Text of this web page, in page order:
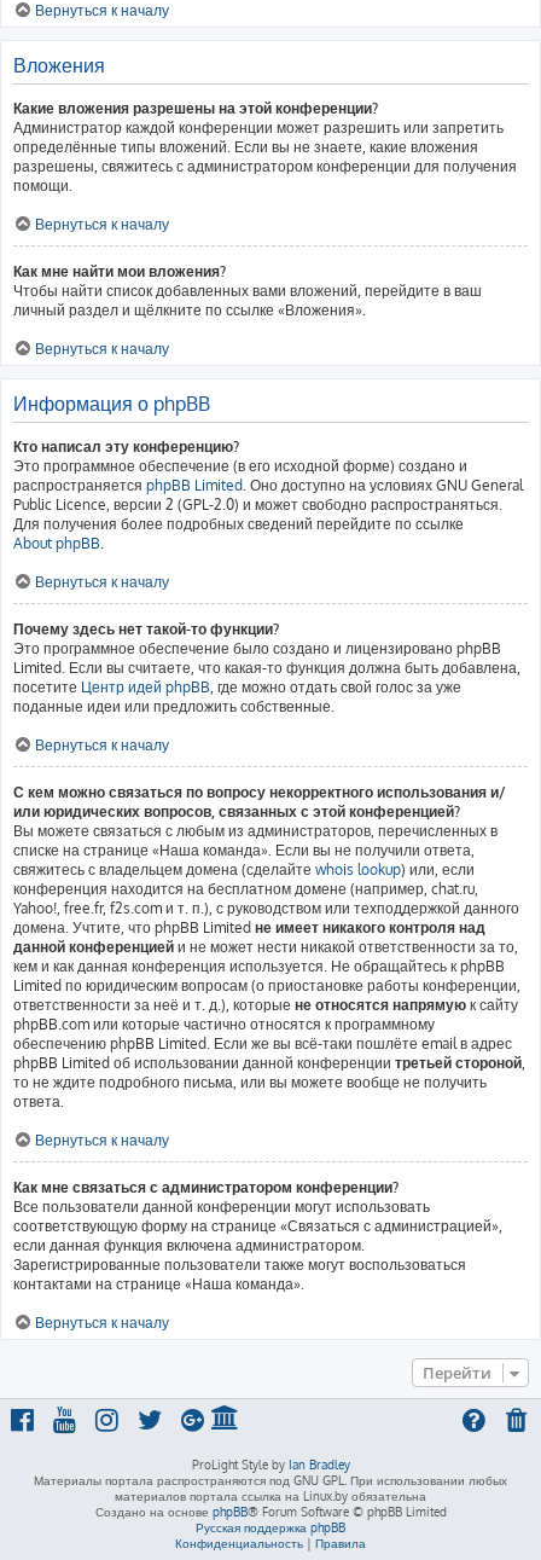
Вернуться к началу
Вложения
Какие вложения разрешены на этой конференции?
Администратор каждой конференции может разрешить или запретить
определённые типы вложений. Если вы не знаете, какие вложения
разрешены, свяжитесь с администратором конференции для получения
помощи.
Вернуться к началу
Как мне найти мои вложения?
Чтобы найти список добавленных вами вложений, перейдите в ваш
личный раздел и щёлкните по ссылке «Вложения».
Вернуться к началу
Информация о phpBB
Кто написал эту конференцию?
Это программное обеспечение (в его исходной форме) создано и
распространяется phpBB Limited. Оно доступно на условиях GNU General
Public Licence, версии 2 (GPL-2.0) и может свободно распространяться.
Для получения более подробных сведений перейдите по ссылке
About phpBB.
Вернуться к началу
Почему здесь нет такой-то функции?
Это программное обеспечение было создано и лицензировано phpBB
Limited. Если вы считаете, что какая-то функция должна быть добавлена,
посетите Центр идей phpBB, где можно отдать свой голос за уже
поданные идеи или предложить собственные.
Вернуться к началу
С кем можно связаться по вопросу некорректного использования и/
или юридических вопросов, связанных с этой конференцией?
Вы можете связаться с любым из администраторов, перечисленных в
списке на странице «Наша команда». Если вы не получили ответа,
свяжитесь с владельцем домена (сделайте whois lookup) или, если
конференция находится на бесплатном домене (например, chat.ru,
Yahoo!, free.fr, f2s.com и т. п.), с руководством или техподдержкой данного
домена. Учтите, что phpBB Limited не имеет никакого контроля над
данной конференцией и не может нести никакой ответственности за то,
кем и как данная конференция используется. Не обращайтесь к phpBB
Limited по юридическим вопросам (о приостановке работы конференции,
ответственности за неё и т. д.), которые не относятся напрямую к сайту
phpBB.com или которые частично относятся к программному
обеспечению phpBB Limited. Если же вы всё-таки пошлёте email в адрес
phpBB Limited об использовании данной конференции третьей стороной,
то не ждите подробного письма, или вы можете вообще не получить
ответа.
Вернуться к началу
Как мне связаться с администратором конференции?
Все пользователи данной конференции могут использовать
соответствующую форму на странице «Связаться с администрацией»,
если данная функция включена администратором.
Зарегистрированные пользователи также могут воспользоваться
контактами на странице «Наша команда».
Вернуться к началу
Перейти
ProLight Style by Ian Bradley
Материалы портала распространяются под GNU GPL. При использовании любых
материалов портала ссылка на Linux.by обязательна
Создано на основе phpBB® Forum Software © phpBB Limited
Русская поддержка phpBB
Конфиденциальность | Правила